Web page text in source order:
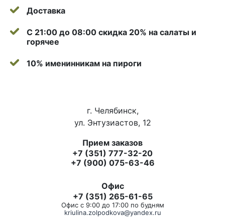
Доставка
С 21:00 до 08:00 скидка 20% на салаты и
горячее
10% именинникам на пироги
г. Челябинск,
ул. Энтузиастов, 12
Прием заказов
+7 (351) 777-32-20
+7 (900) 075-63-46
Офис
+7 (351) 265-61-65
Офис с 9:00 до 17:00 по будням
kriulina.zolpodkova@yandex.ru